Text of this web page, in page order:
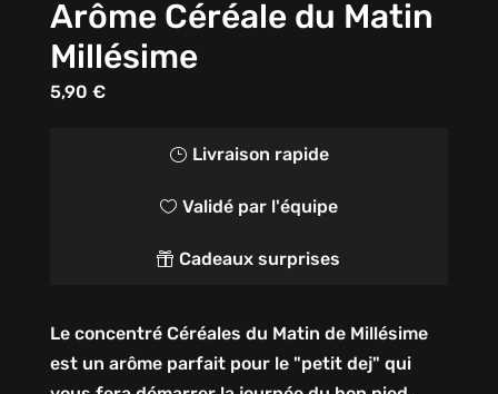
Arôme Céréale du Matin
Millésime
5,90 €
} Livraison rapide
 Validé par l'équipe
 Cadeaux surprises
Le concentré Céréales du Matin de Millésime
est un arôme parfait pour le "petit dej" qui